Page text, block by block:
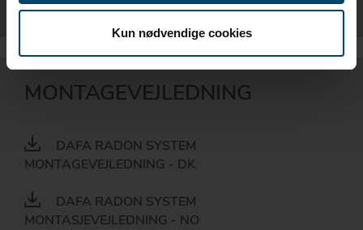
Kun nødvendige cookies
MONTAGEVEJLEDNING
DAFA RADON SYSTEM
MONTAGEVEJLEDNING - DK
DAFA RADON SYSTEM
MONTASJEVEJLEDNING - NO